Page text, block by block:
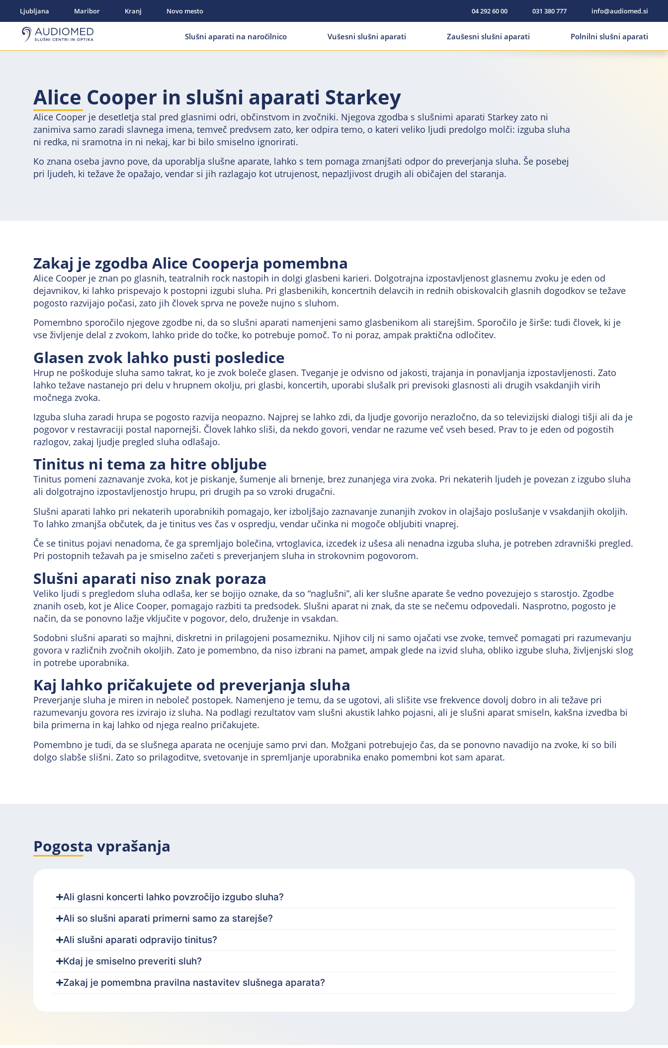
Ljubljana Maribor Kranj Novo mesto 04 292 60 00 031 380 777 info@audiomed.si
Slušni aparati na naročilnico Vušesni slušni aparati Zaušesni slušni aparati Polnilni slušni aparati
Alice Cooper in slušni aparati Starkey
Alice Cooper je desetletja stal pred glasnimi odri, občinstvom in zvočniki. Njegova zgodba s slušnimi aparati Starkey zato ni
zanimiva samo zaradi slavnega imena, temveč predvsem zato, ker odpira temo, o kateri veliko ljudi predolgo molči: izguba sluha
ni redka, ni sramotna in ni nekaj, kar bi bilo smiselno ignorirati.
Ko znana oseba javno pove, da uporablja slušne aparate, lahko s tem pomaga zmanjšati odpor do preverjanja sluha. Še posebej
pri ljudeh, ki težave že opažajo, vendar si jih razlagajo kot utrujenost, nepazljivost drugih ali običajen del staranja.
Zakaj je zgodba Alice Cooperja pomembna
Alice Cooper je znan po glasnih, teatralnih rock nastopih in dolgi glasbeni karieri. Dolgotrajna izpostavljenost glasnemu zvoku je eden od
dejavnikov, ki lahko prispevajo k postopni izgubi sluha. Pri glasbenikih, koncertnih delavcih in rednih obiskovalcih glasnih dogodkov se težave
pogosto razvijajo počasi, zato jih človek sprva ne poveže nujno s sluhom.
Pomembno sporočilo njegove zgodbe ni, da so slušni aparati namenjeni samo glasbenikom ali starejšim. Sporočilo je širše: tudi človek, ki je
vse življenje delal z zvokom, lahko pride do točke, ko potrebuje pomoč. To ni poraz, ampak praktična odločitev.
Glasen zvok lahko pusti posledice
Hrup ne poškoduje sluha samo takrat, ko je zvok boleče glasen. Tveganje je odvisno od jakosti, trajanja in ponavljanja izpostavljenosti. Zato
lahko težave nastanejo pri delu v hrupnem okolju, pri glasbi, koncertih, uporabi slušalk pri previsoki glasnosti ali drugih vsakdanjih virih
močnega zvoka.
Izguba sluha zaradi hrupa se pogosto razvija neopazno. Najprej se lahko zdi, da ljudje govorijo nerazločno, da so televizijski dialogi tišji ali da je
pogovor v restavraciji postal napornejši. Človek lahko sliši, da nekdo govori, vendar ne razume več vseh besed. Prav to je eden od pogostih
razlogov, zakaj ljudje pregled sluha odlašajo.
Tinitus ni tema za hitre obljube
Tinitus pomeni zaznavanje zvoka, kot je piskanje, šumenje ali brnenje, brez zunanjega vira zvoka. Pri nekaterih ljudeh je povezan z izgubo sluha
ali dolgotrajno izpostavljenostjo hrupu, pri drugih pa so vzroki drugačni.
Slušni aparati lahko pri nekaterih uporabnikih pomagajo, ker izboljšajo zaznavanje zunanjih zvokov in olajšajo poslušanje v vsakdanjih okoljih.
To lahko zmanjša občutek, da je tinitus ves čas v ospredju, vendar učinka ni mogoče obljubiti vnaprej.
Če se tinitus pojavi nenadoma, če ga spremljajo bolečina, vrtoglavica, izcedek iz ušesa ali nenadna izguba sluha, je potreben zdravniški pregled.
Pri postopnih težavah pa je smiselno začeti s preverjanjem sluha in strokovnim pogovorom.
Slušni aparati niso znak poraza
Veliko ljudi s pregledom sluha odlaša, ker se bojijo oznake, da so “naglušni”, ali ker slušne aparate še vedno povezujejo s starostjo. Zgodbe
znanih oseb, kot je Alice Cooper, pomagajo razbiti ta predsodek. Slušni aparat ni znak, da ste se nečemu odpovedali. Nasprotno, pogosto je
način, da se ponovno lažje vključite v pogovor, delo, druženje in vsakdan.
Sodobni slušni aparati so majhni, diskretni in prilagojeni posamezniku. Njihov cilj ni samo ojačati vse zvoke, temveč pomagati pri razumevanju
govora v različnih zvočnih okoljih. Zato je pomembno, da niso izbrani na pamet, ampak glede na izvid sluha, obliko izgube sluha, življenjski slog
in potrebe uporabnika.
Kaj lahko pričakujete od preverjanja sluha
Preverjanje sluha je miren in neboleč postopek. Namenjeno je temu, da se ugotovi, ali slišite vse frekvence dovolj dobro in ali težave pri
razumevanju govora res izvirajo iz sluha. Na podlagi rezultatov vam slušni akustik lahko pojasni, ali je slušni aparat smiseln, kakšna izvedba bi
bila primerna in kaj lahko od njega realno pričakujete.
Pomembno je tudi, da se slušnega aparata ne ocenjuje samo prvi dan. Možgani potrebujejo čas, da se ponovno navadijo na zvoke, ki so bili
dolgo slabše slišni. Zato so prilagoditve, svetovanje in spremljanje uporabnika enako pomembni kot sam aparat.
Pogosta vprašanja
Ali glasni koncerti lahko povzročijo izgubo sluha?
Ali so slušni aparati primerni samo za starejše?
Ali slušni aparati odpravijo tinitus?
Kdaj je smiselno preveriti sluh?
Zakaj je pomembna pravilna nastavitev slušnega aparata?